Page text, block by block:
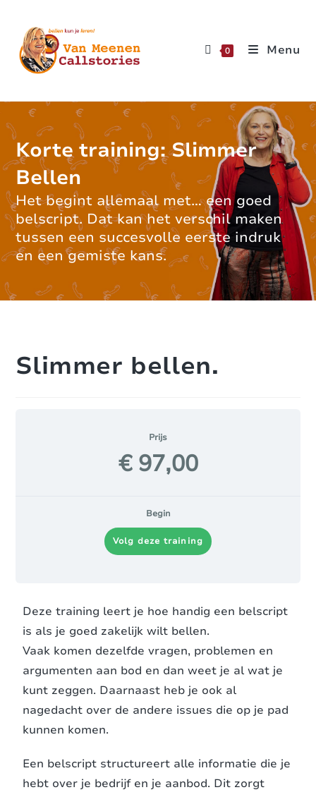
0 Menu
Korte training: Slimmer
Bellen
Het begint allemaal met… een goed
belscript. Dat kan het verschil maken
tussen een succesvolle eerste indruk
en een gemiste kans.
Slimmer bellen.
Prijs
€ 97,00
Begin
Volg deze training
Deze training leert je hoe handig een belscript
is als je goed zakelijk wilt bellen.
Vaak komen dezelfde vragen, problemen en
argumenten aan bod en dan weet je al wat je
kunt zeggen. Daarnaast heb je ook al
nagedacht over de andere issues die op je pad
kunnen komen.
Een belscript structureert alle informatie die je
hebt over je bedrijf en je aanbod. Dit zorgt